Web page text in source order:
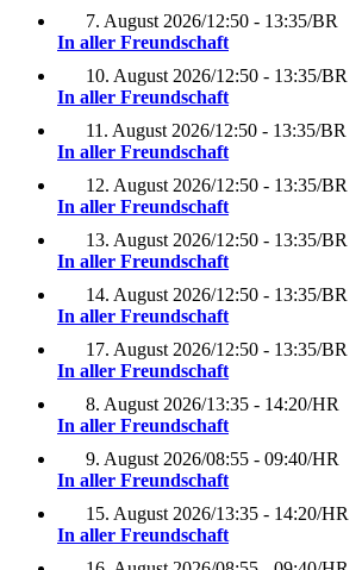
7. August 2026/12:50 - 13:35/BR
In aller Freundschaft
10. August 2026/12:50 - 13:35/BR
In aller Freundschaft
11. August 2026/12:50 - 13:35/BR
In aller Freundschaft
12. August 2026/12:50 - 13:35/BR
In aller Freundschaft
13. August 2026/12:50 - 13:35/BR
In aller Freundschaft
14. August 2026/12:50 - 13:35/BR
In aller Freundschaft
17. August 2026/12:50 - 13:35/BR
In aller Freundschaft
8. August 2026/13:35 - 14:20/HR
In aller Freundschaft
9. August 2026/08:55 - 09:40/HR
In aller Freundschaft
15. August 2026/13:35 - 14:20/HR
In aller Freundschaft